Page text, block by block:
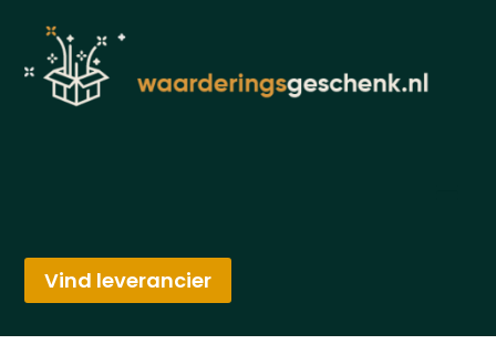
Vind leverancier